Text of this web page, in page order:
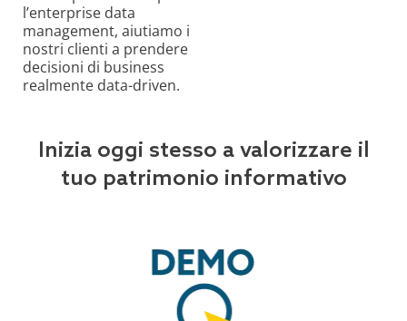
l’enterprise data
management, aiutiamo i
nostri clienti a prendere
decisioni di business
realmente data-driven.
Inizia oggi stesso a valorizzare il
tuo patrimonio informativo